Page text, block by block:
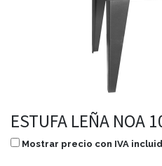
ESTUFA LEÑA NOA
Mostrar precio con IVA